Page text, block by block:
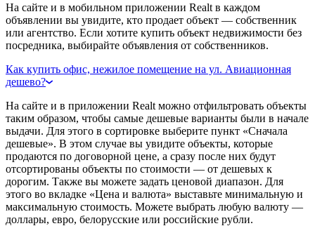
На сайте и в мобильном приложении Realt в каждом
объявлении вы увидите, кто продает объект — собственник
или агентство. Если хотите купить объект недвижимости без
посредника, выбирайте объявления от собственников.
Как купить офис, нежилое помещение на ул. Авиационная
дешево?
На сайте и в приложении Realt можно отфильтровать объекты
таким образом, чтобы самые дешевые варианты были в начале
выдачи. Для этого в сортировке выберите пункт «Сначала
дешевые». В этом случае вы увидите объекты, которые
продаются по договорной цене, а сразу после них будут
отсортированы объекты по стоимости — от дешевых к
дорогим. Также вы можете задать ценовой диапазон. Для
этого во вкладке «Цена и валюта» выставьте минимальную и
максимальную стоимость. Можете выбрать любую валюту —
доллары, евро, белорусские или российские рубли.